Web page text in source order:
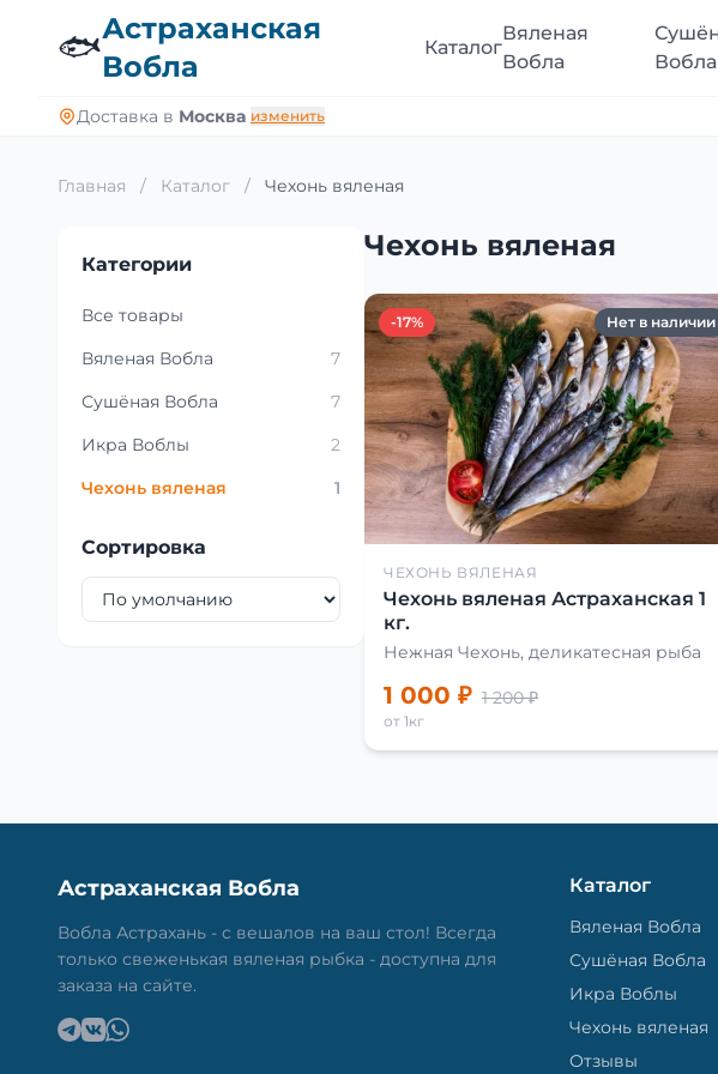
🐟Астраханская
Вобла
Каталог
Вяленая
Вобла
Вобла
Доставка в Москва изменить
Главная / Каталог / Чехонь вяленая
Категории
Все товары
Вяленая Вобла
7
Сушёная Вобла
7
Икра Воблы
2
Чехонь вяленая
1
Сортировка
Чехонь вяленая
-17% Нет в наличии
ЧЕХОНЬ ВЯЛЕНАЯ
Чехонь вяленая Астраханская 1
кг.
Нежная Чехонь, деликатесная рыба
1 000 ₽ 1 200 ₽
от 1кг
Астраханская Вобла
Вобла Астрахань - с вешалов на ваш стол! Всегда
только свеженькая вяленая рыбка - доступна для
заказа на сайте.
Каталог
Вяленая Вобла
Сушёная Вобла
Икра Воблы
Чехонь вяленая
Отзывы